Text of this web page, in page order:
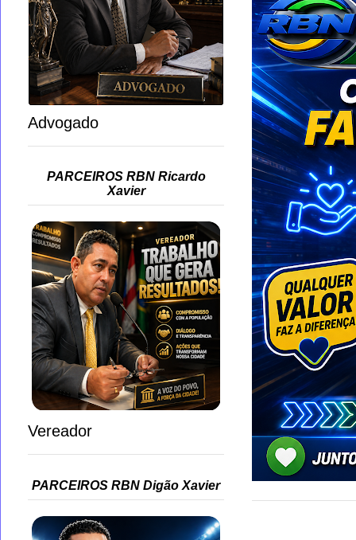
Advogado
PARCEIROS RBN Ricardo
Xavier
Vereador
PARCEIROS RBN Digão Xavier